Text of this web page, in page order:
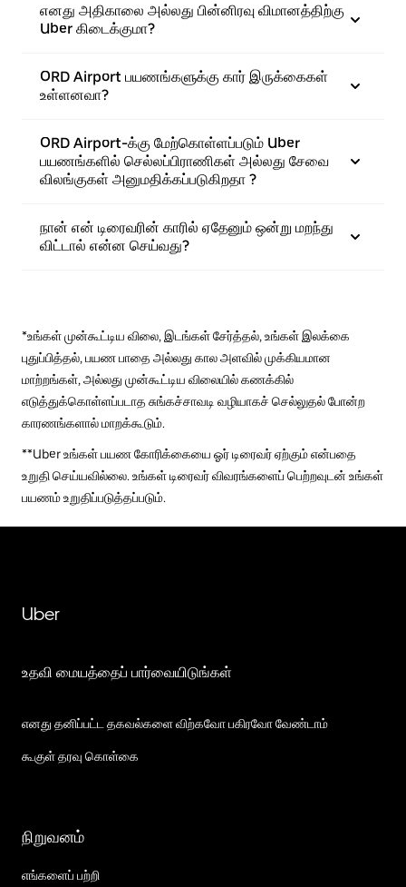
எனது அதிகாலை அல்லது பின்னிரவு விமானத்திற்கு
Uber கிடைக்குமா?
ORD Airport பயணங்களுக்கு கார் இருக்கைகள்
உள்ளனவா?
ORD Airport-க்கு மேற்கொள்ளப்படும் Uber
பயணங்களில் செல்லப்பிராணிகள் அல்லது சேவை
விலங்குகள் அனுமதிக்கப்படுகிறதா ?
நான் என் டிரைவரின் காரில் ஏதேனும் ஒன்று மறந்து
விட்டால் என்ன செய்வது?
*உங்கள் முன்கூட்டிய விலை, இடங்கள் சேர்த்தல், உங்கள் இலக்கை
புதுப்பித்தல், பயண பாதை அல்லது கால அளவில் முக்கியமான
மாற்றங்கள், அல்லது முன்கூட்டிய விலையில் கணக்கில்
எடுத்துக்கொள்ளப்படாத சுங்கச்சாவடி வழியாகச் செல்லுதல் போன்ற
காரணங்களால் மாறக்கூடும்.
**Uber உங்கள் பயண கோரிக்கையை ஓர் டிரைவர் ஏற்கும் என்பதை
உறுதி செய்யவில்லை. உங்கள் டிரைவர் விவரங்களைப் பெற்றவுடன் உங்கள்
பயணம் உறுதிப்படுத்தப்படும்.
Uber
உதவி மையத்தைப் பார்வையிடுங்கள்
எனது தனிப்பட்ட தகவல்களை விற்கவோ பகிரவோ வேண்டாம்
கூகுள் தரவு கொள்கை
நிறுவனம்
எங்களைப் பற்றி